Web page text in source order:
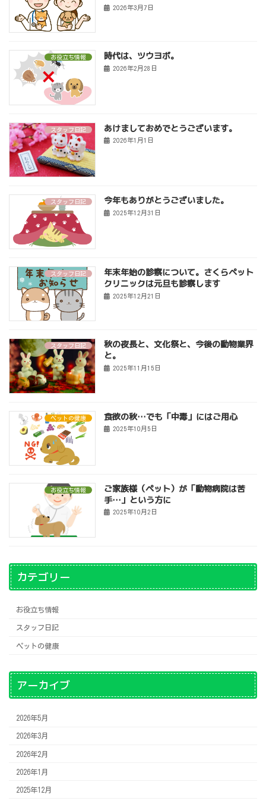
2026年3月7日
お役立ち情報 時代は、ツウヨボ。
2026年2月28日
スタッフ日記 あけましておめでとうございます。
2026年1月1日
スタッフ日記 今年もありがとうございました。
2025年12月31日
スタッフ日記
年末年始の診察について。さくらペット
クリニックは元旦も診察します
2025年12月21日
スタッフ日記
秋の夜長と、文化祭と、今後の動物業界
と。
2025年11月15日
ペットの健康 食欲の秋…でも「中毒」にはご用心
2025年10月5日
お役立ち情報
ご家族様（ペット）が「動物病院は苦
手…」という方に
2025年10月2日
カテゴリー
お役立ち情報
スタッフ日記
ペットの健康
アーカイブ
2026年5月
2026年3月
2026年2月
2026年1月
2025年12月